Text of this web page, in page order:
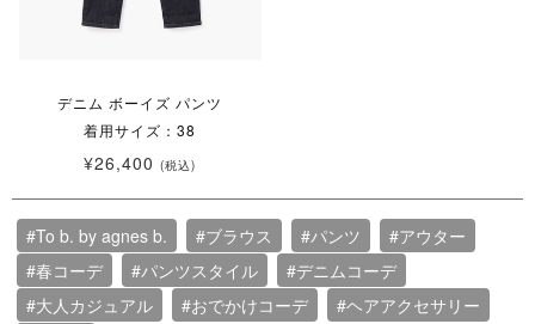
デニム ボーイズ パンツ
着用サイズ：38
¥26,400 (税込)
#To b. by agnes b. #ブラウス #パンツ
#アウター
#春コーデ
#パンツスタイル
#デニムコーデ
#大人カジュアル
#おでかけコーデ
#ヘアアクセサリー